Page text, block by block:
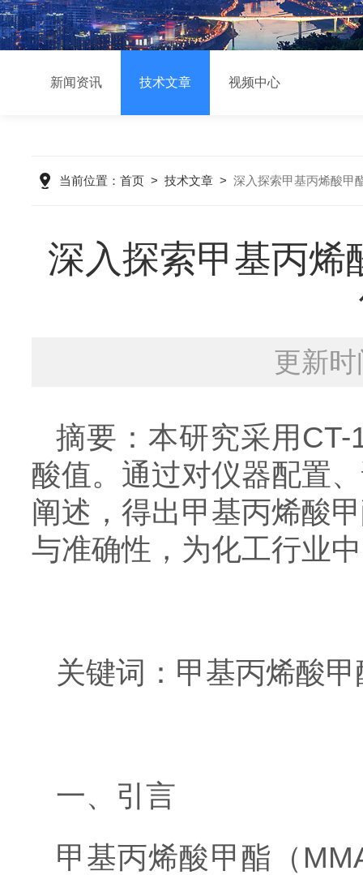
新闻资讯 技术文章 视频中心
当前位置： 首页 > 技术文章 > 深入探索甲基丙烯酸甲
深入探索甲基丙烯
更新
摘要：本研究采用
酸值。通过对仪器配置
阐述，得出甲基丙烯酸
与准确性，为化工行业
关键词：甲基丙烯酸
一、引言
甲基丙烯酸甲酯（